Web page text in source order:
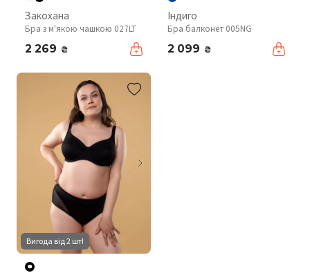
Закохана
Бра з м'якою чашкою 027LT
2 269 ₴
Індиго
Бра балконет 005NG
2 099 ₴
Вигода від 2 шт!